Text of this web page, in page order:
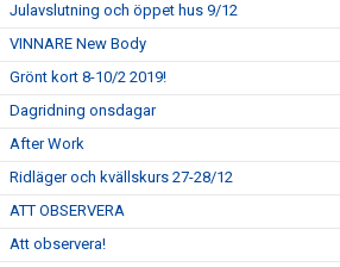
Julavslutning och öppet hus 9/12
VINNARE New Body
Grönt kort 8-10/2 2019!
Dagridning onsdagar
After Work
Ridläger och kvällskurs 27-28/12
ATT OBSERVERA
Att observera!